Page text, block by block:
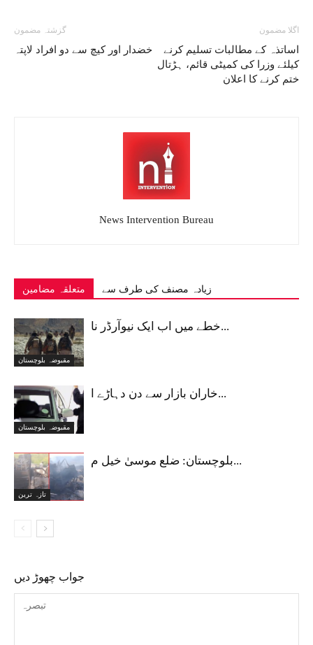
گزشتہ مضمون
خضدار اور کیچ سے دو افراد لاپتہ
اگلا مضمون
اساتذہ کے مطالبات تسلیم کرنے
کیلئے وزرا کی کمیٹی قائم، ہڑتال
ختم کرنے کا اعلان
News Intervention Bureau
متعلقہ مضامین زیادہ مصنف کی طرف سے
مقبوضہ بلوچستان
خطے میں اب ایک نیوآرڈر نا...
مقبوضہ بلوچستان
خاران بازار سے دن دہاڑے ا...
تازہ ترین
بلوچستان: ضلع موسیٰ خیل م...
جواب چھوڑ دیں